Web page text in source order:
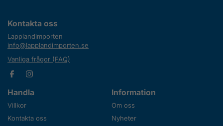
Kontakta oss
Lapplandimporten
info@lapplandimporten.se
Vanliga frågor (FAQ)
Handla
Villkor
Kontakta oss
Information
Om oss
Nyheter